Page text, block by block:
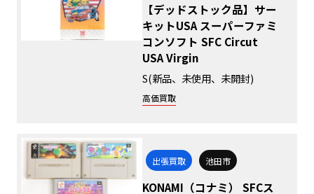
【デッドストック品】サー
キットUSA スーパーファミ
コンソフト SFC Circut
USA Virgin
S(新品、未使用、未開封)
高価買取
出張買取 池田市
KONAMI（コナミ） SFCス